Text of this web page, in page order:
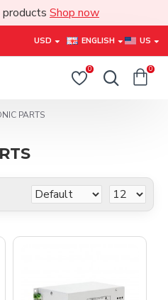
Shop now
USD ENGLISH US
0 0
PARTS